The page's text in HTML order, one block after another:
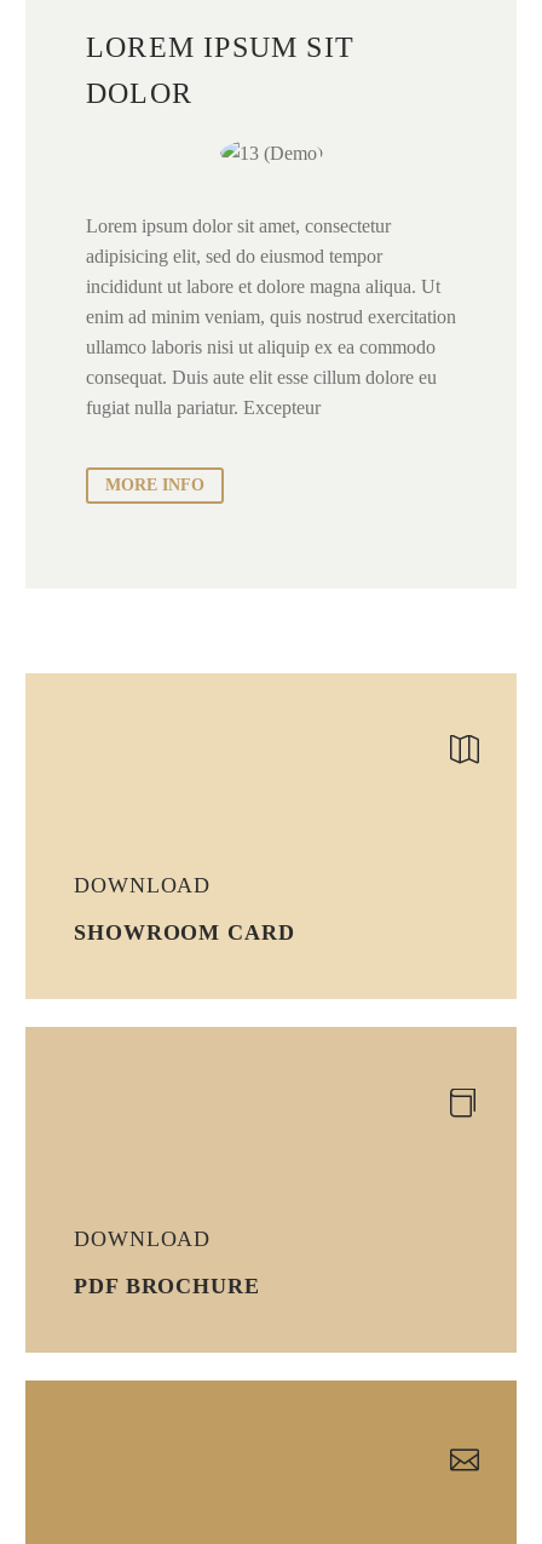
LOREM IPSUM SIT
DOLOR
Lorem ipsum dolor sit amet, consectetur
adipisicing elit, sed do eiusmod tempor
incididunt ut labore et dolore magna aliqua. Ut
enim ad minim veniam, quis nostrud exercitation
ullamco laboris nisi ut aliquip ex ea commodo
consequat. Duis aute elit esse cillum dolore eu
fugiat nulla pariatur. Excepteur
MORE INFO


DOWNLOAD
SHOWROOM CARD


DOWNLOAD
PDF BROCHURE

